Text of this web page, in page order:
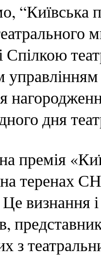
“Київська
Спілкою
дня
премія
на теренах
визнання
з